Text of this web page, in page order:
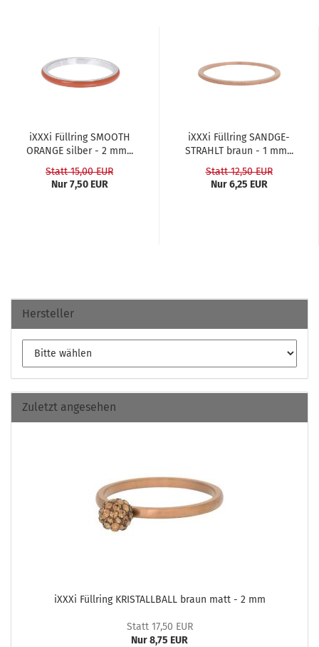
iXXXi Füll­ring SMOOTH
ORAN­GE sil­ber - 2 mm...
Statt 15,00 EUR
Nur 7,50 EUR
iXXXi Füll­ring SAND­GE­
STRAHLT braun - 1 mm...
Statt 12,50 EUR
Nur 6,25 EUR
Hersteller
Zuletzt angesehen
iXXXi Füll­ring KRIS­TALL­BALL braun matt - 2 mm
Statt 17,50 EUR
Nur 8,75 EUR